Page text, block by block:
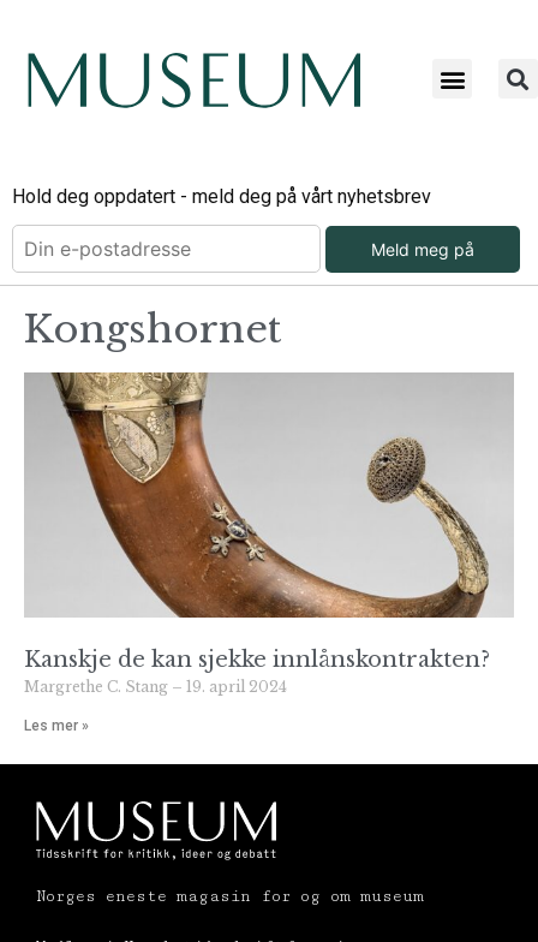
Hold deg oppdatert - meld deg på vårt nyhetsbrev
Meld meg på
Kongshornet
Kanskje de kan sjekke innlånskontrakten?
Margrethe C. Stang 19. april 2024
Les mer »
Norges eneste magasin for og om museum